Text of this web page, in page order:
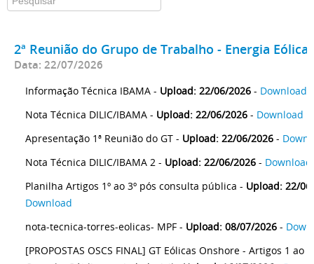
2ª Reunião do Grupo de Trabalho - Energia Eólica
Data: 22/07/2026
Informação Técnica IBAMA - Upload: 22/06/2026 - Download
Nota Técnica DILIC/IBAMA - Upload: 22/06/2026 - Download
Apresentação 1ª Reunião do GT - Upload: 22/06/2026 -
Nota Técnica DILIC/IBAMA 2 - Upload: 22/06/2026 - Download
Planilha Artigos 1º ao 3º pós consulta pública - Upload: 22/
Download
nota-tecnica-torres-eolicas- MPF - Upload: 08/07/2026 -
[PROPOSTAS OSCS FINAL] GT Eólicas Onshore - Artigos 1 ao